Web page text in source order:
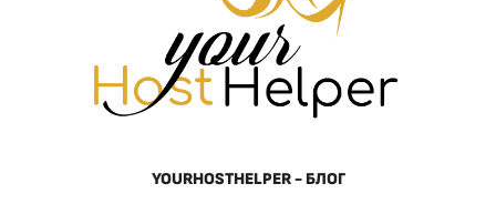
YOURHOSTHELPER - БЛОГ